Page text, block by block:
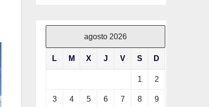
agosto 2026
L M X J V S D
1 2
3 4 5 6 7 8 9